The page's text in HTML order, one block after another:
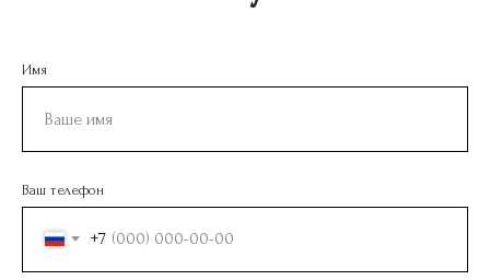
Имя
Ваш телефон
+7